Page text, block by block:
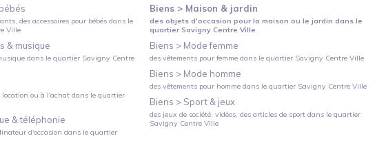
des accessoires pour bébésdans le
Ville
& musique
dans le quartier Savigny Centre
ou à l'achatdans le quartier
& téléphonie
d'occasion dans le quartier
Biens > Maison & jardin
des objets d'occasion pour la maison ou le jardin dans le
quartier Savigny Centre Ville
Biens > Mode femme
des vêtements pour femme dans le quartier Savigny Centre Ville
Biens > Mode homme
des vêtements pour homme dans le quartier Savigny Centre Ville
Biens > Sport & jeux
des jeux de société, vidéos, des articles de sport dans le quartier
Savigny Centre Ville